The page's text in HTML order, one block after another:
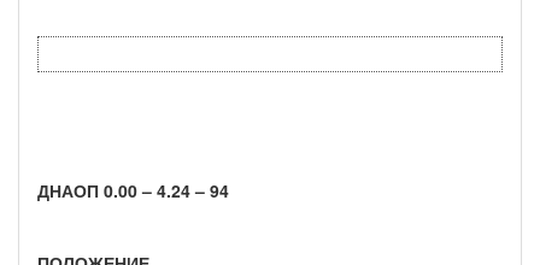
ДНАОП 0.00 – 4.24 – 94